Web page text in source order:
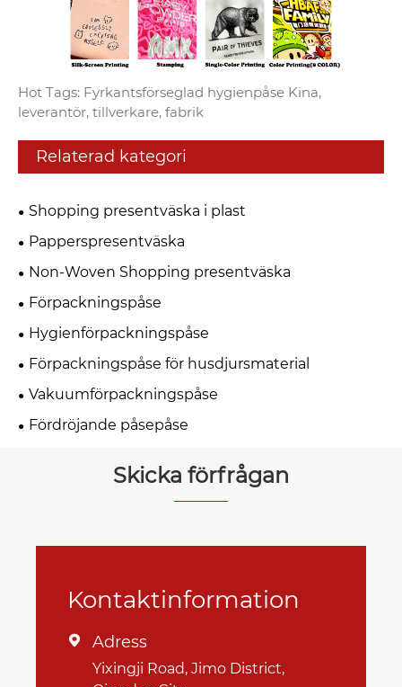
Hot Tags: Fyrkantsförseglad hygienpåse Kina,
leverantör, tillverkare, fabrik
Relaterad kategori
Shopping presentväska i plast
Papperspresentväska
Non-Woven Shopping presentväska
Förpackningspåse
Hygienförpackningspåse
Förpackningspåse för husdjursmaterial
Vakuumförpackningspåse
Fördröjande påsepåse
Skicka förfrågan
Kontaktinformation
 Adress
Yixingji Road, Jimo District,